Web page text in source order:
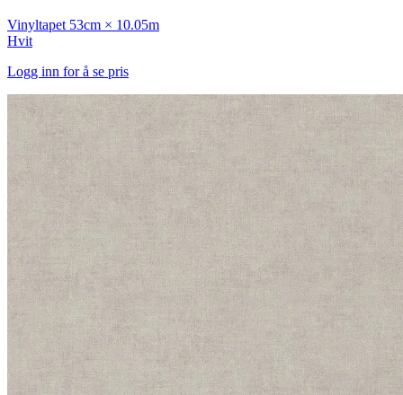
Vinyltapet 53cm × 10.05m
Hvit
Logg inn for å se pris